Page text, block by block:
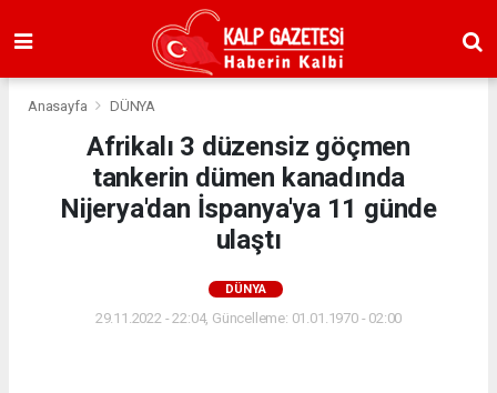
Anasayfa DÜNYA
Afrikalı 3 düzensiz göçmen
tankerin dümen kanadında
Nijerya'dan İspanya'ya 11 günde
ulaştı
DÜNYA
29.11.2022 - 22:04, Güncelleme: 01.01.1970 - 02:00